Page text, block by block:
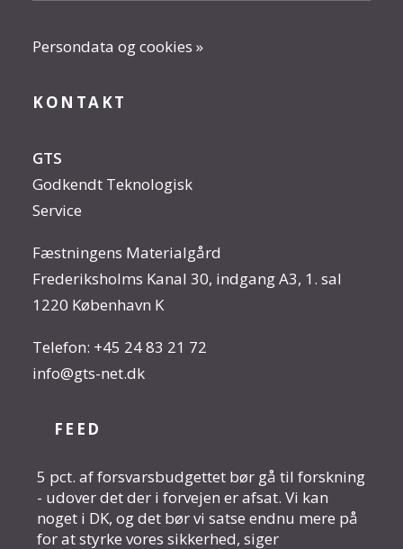
Persondata og cookies »
KONTAKT
GTS
Godkendt Teknologisk
Service
Fæstningens Materialgård
Frederiksholms Kanal 30, indgang A3, 1. sal
1220 København K
Telefon: +45 24 83 21 72
info@gts-net.dk
FEED
5 pct. af forsvarsbudgettet bør gå til forskning
- udover det der i forvejen er afsat. Vi kan
noget i DK, og det bør vi satse endnu mere på
for at styrke vores sikkerhed, siger